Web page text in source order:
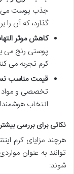
جذب پوست می
گذارد، که آن را
کاهش موثر
پوستی رنج می
کرم تجربه می
قیمت مناسب
تخصصی و مواد
انتخاب
نکاتی برای بررسی
هرچند مزایای کرم
توانند به عنوان
شوند: